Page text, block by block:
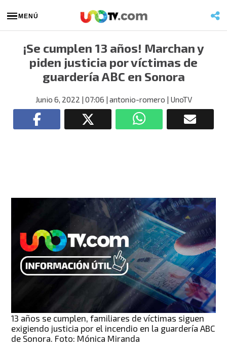
MENÚ
¡Se cumplen 13 años! Marchan y
piden justicia por víctimas de
guardería ABC en Sonora
Junio 6, 2022 | 07:06 | antonio-romero | UnoTV
13 años se cumplen, familiares de víctimas siguen
exigiendo justicia por el incendio en la guardería ABC
de Sonora. Foto: Mónica Miranda